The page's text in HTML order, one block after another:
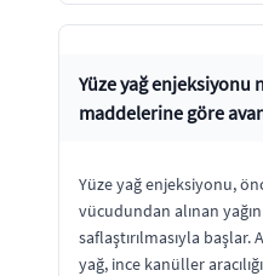
Yüze yağ enjeksiyonu
maddelerine göre
Yüze yağ enjeksiyonu,
vücudundan alınan
saflaştırılmasıyla başlar.
yağ, ince kanüller